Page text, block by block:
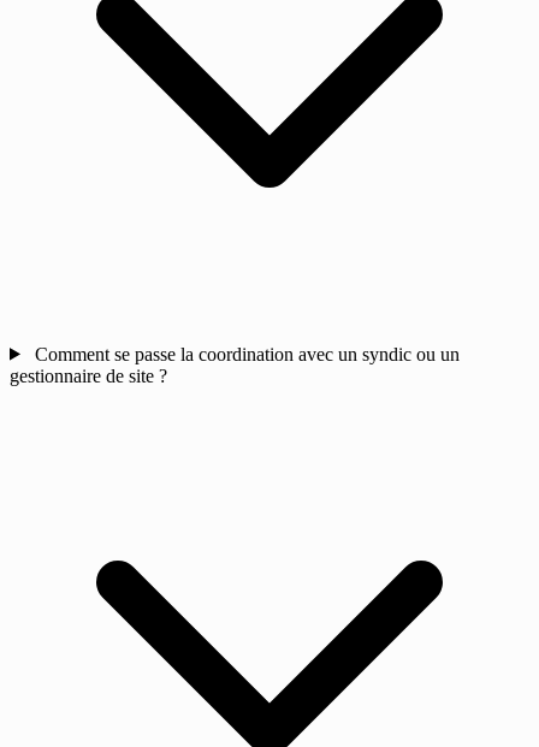
Comment se passe la coordination avec un syndic ou un
gestionnaire de site ?